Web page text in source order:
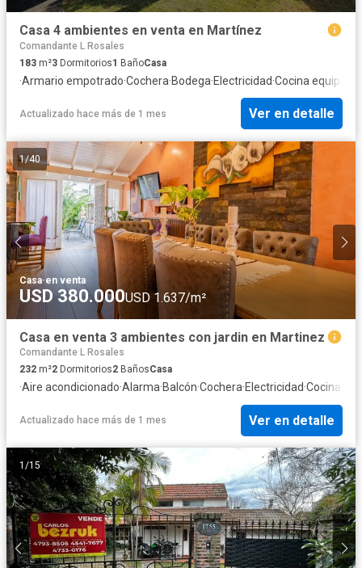
Casa 4 ambientes en venta en Martínez
Comandante L Rosales
183 m²3 Dormitorios1 BañoCasa
·Armario empotrado·Cochera·Bodega·Electricidad·Cocina equipada
Actualizado hace más de 1 mes Ver en detalle
1/40
Casa·en venta
USD 380.000USD 1.637/m²
Casa en venta 3 ambientes con jardin en Martinez
Comandante L Rosales
232 m²2 Dormitorios2 BañosCasa
·Aire acondicionado·Alarma·Balcón·Cochera·Electricidad·Cocina
Actualizado hace más de 1 mes Ver en detalle
1 /15